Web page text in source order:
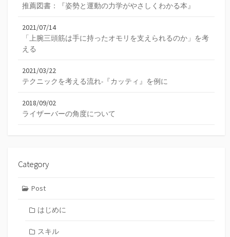
推薦図書：『姿勢と運動の力学がやさしくわかる本』
2021/07/14
「上腕三頭筋は手に持ったオモリを支えられるのか」を考
える
2021/03/22
テクニックを考える流れ-『カッティ』を例に
2018/09/02
ライザーバーの角度について
Category
Post
はじめに
スキル